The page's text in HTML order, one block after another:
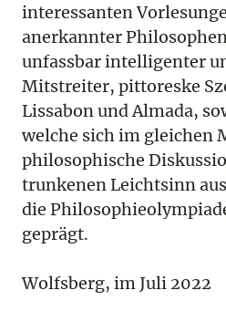
interessanten
anerkannter
unfassbar intelligenter
Mitstreiter, pittoreske
Lissabon und Almada,
welche sich im gleichen
philosophische
trunkenen Leichtsinn
die
geprägt.
Wolfsberg, im Juli 2022